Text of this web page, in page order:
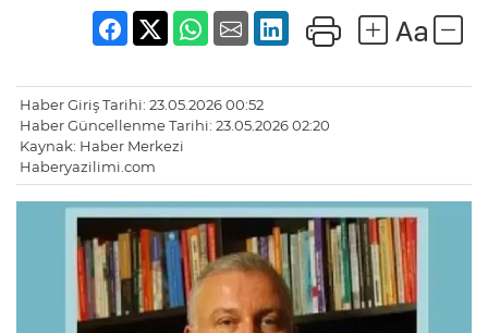
Haber Giriş Tarihi: 23.05.2026 00:52
Haber Güncellenme Tarihi: 23.05.2026 02:20
Kaynak: Haber Merkezi
Haberyazilimi.com